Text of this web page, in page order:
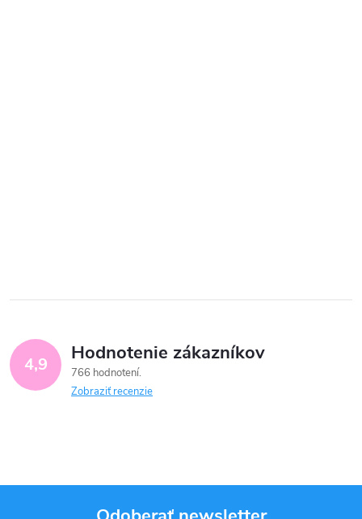
4,9 Hodnotenie zákazníkov
766 hodnotení
Zobraziť recenzie